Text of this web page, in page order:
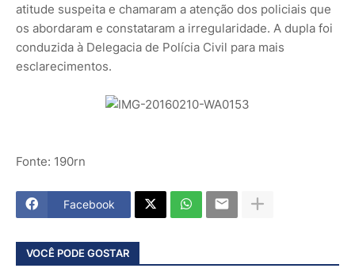
atitude suspeita e chamaram a atenção dos policiais que
os abordaram e constataram a irregularidade. A dupla foi
conduzida à Delegacia de Polícia Civil para mais
esclarecimentos.
Fonte: 190rn
Facebook
VOCÊ PODE GOSTAR